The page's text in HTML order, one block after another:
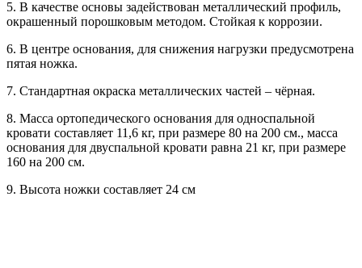
5. В качестве основы задействован металлический профиль,
окрашенный порошковым методом. Стойкая к коррозии.
6. В центре основания, для снижения нагрузки предусмотрена
пятая ножка.
7. Стандартная окраска металлических частей – чёрная.
8. Масса ортопедического основания для односпальной
кровати составляет 11,6 кг, при размере 80 на 200 см., масса
основания для двуспальной кровати равна 21 кг, при размере
160 на 200 см.
9. Высота ножки составляет 24 см